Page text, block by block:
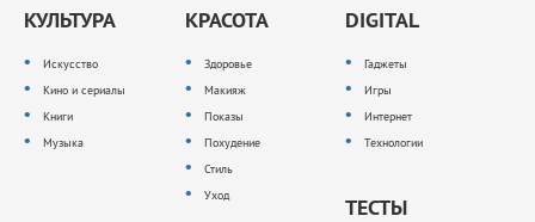
КУЛЬТУРА
Искусство
Кино и сериалы
Книги
Музыка
КРАСОТА
Здоровье
Макияж
Показы
Похудение
Стиль
Уход
DIGITAL
Гаджеты
Игры
Интернет
Технологии
ТЕСТЫ